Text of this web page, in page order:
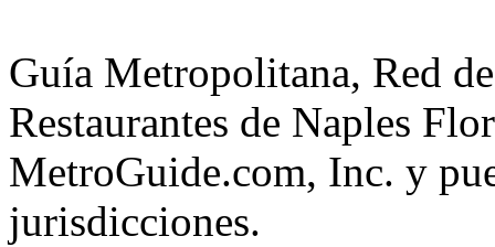
Guía Metropolitana, Red
Restaurantes de Naples
MetroGuide.com, Inc. y
jurisdicciones.